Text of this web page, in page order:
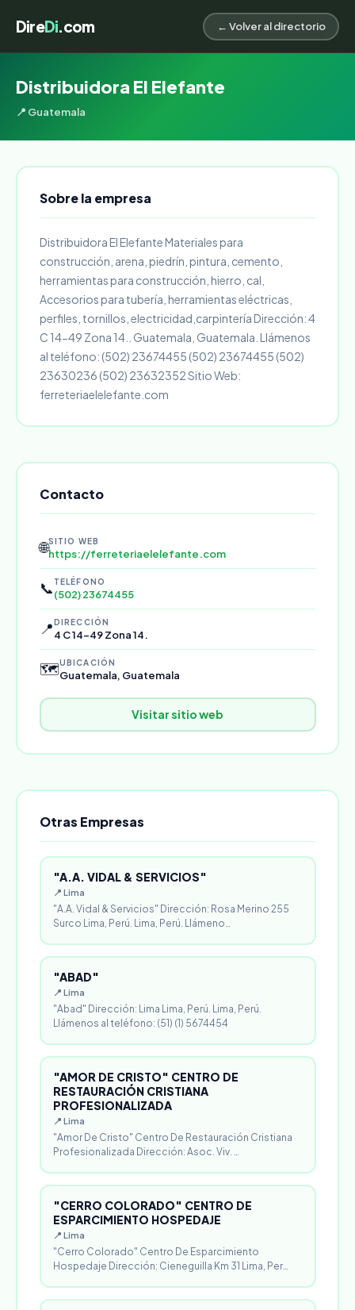
DireDi.com ← Volver al directorio
Distribuidora El Elefante
📍 Guatemala
Sobre la empresa
Distribuidora El Elefante Materiales para
construcción, arena, piedrín, pintura, cemento,
herramientas para construcción, hierro, cal,
Accesorios para tubería, herramientas eléctricas,
perfiles, tornillos, electricidad,carpintería Dirección: 4
C 14-49 Zona 14.. Guatemala, Guatemala. Llámenos
al teléfono: (502) 23674455 (502) 23674455 (502)
23630236 (502) 23632352 Sitio Web:
ferreteriaelelefante.com
Contacto
🌐SITIO WEB
https://ferreteriaelelefante.com
📞 TELÉFONO
(502) 23674455
📍DIRECCIÓN
4 C 14-49 Zona 14.
🗺️UBICACIÓN
Guatemala, Guatemala
Visitar sitio web
Otras Empresas
"A.A. VIDAL & SERVICIOS"
📍 Lima
"A.A. Vidal & Servicios" Dirección: Rosa Merino 255
Surco Lima, Perú. Lima, Perú. Llámeno…
"ABAD"
📍 Lima
"Abad" Dirección: Lima Lima, Perú. Lima, Perú.
Llámenos al teléfono: (51) (1) 5674454
"AMOR DE CRISTO" CENTRO DE
RESTAURACIÓN CRISTIANA
PROFESIONALIZADA
📍 Lima
"Amor De Cristo" Centro De Restauración Cristiana
Profesionalizada Dirección: Asoc. Viv. …
"CERRO COLORADO" CENTRO DE
ESPARCIMIENTO HOSPEDAJE
📍 Lima
"Cerro Colorado" Centro De Esparcimiento
Hospedaje Dirección: Cieneguilla Km 31 Lima, Per…